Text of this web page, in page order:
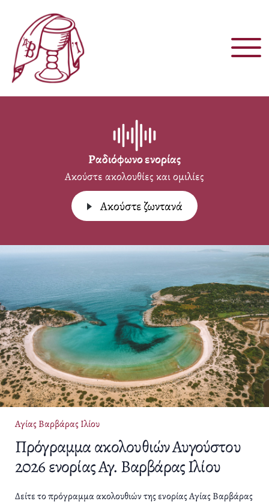
κυρίως
περιεχόμενο
Ραδιόφωνο ενορίας
Ακούστε ακολουθίες και ομιλίες
Aκούστε ζωντανά
Αγίας Βαρβάρας Ιλίου
Πρόγραμμα ακολουθιών Αυγούστου
2026 ενορίας Αγ. Βαρβάρας Ιλίου
Δείτε το πρόγραμμα ακολουθιών της ενορίας Αγίας Βαρβάρας